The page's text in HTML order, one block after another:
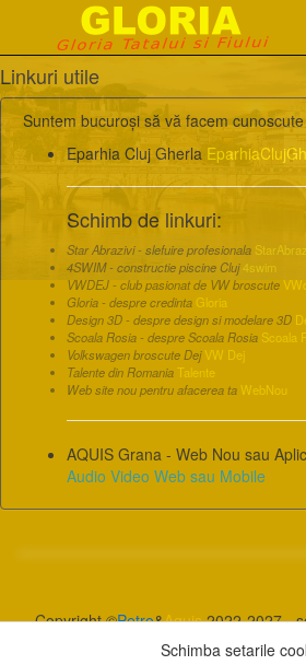
Linkuri utile
Suntem bucuroși să vă facem
Eparhia Cluj Gherla
Schimb de linkuri:
Star Abrazivi - slefuire profesionala
4SWIM - constructie piscine Cluj4swim
VWDEJ - club pasionat de VW broscute
Gloria - despre credinta Gloria
Design 3D - despre design si modelare 3D
Scoala Rosia - despre Scoala Rosia Scoala
Volkswagen broscute Dej VW Dej
Talente din RomaniaTalente
Web site nou pentru afacerea ta WebNou
AQUIS Grana - Web Nou sau
Audio Video Web sau Mobile
Copyright ©Petro&Aquis2022-2027 -
creareWebNou. Hai la
Schimba setarile